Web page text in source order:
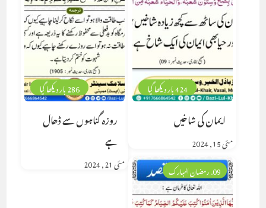
286 بار دیکھا گیا
روزہ گناہوں سے ڈھال
ہے
مئی 21, 2024
424 بار دیکھا گیا
ایمان کی شاخیں
مئی 15, 2024
09. رمضان المبارک